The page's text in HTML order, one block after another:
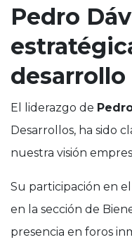
Pedro
El liderazgo de
Desarrollos, ha sido
nuestra visión
Su participación en
en la sección de
presencia en foros